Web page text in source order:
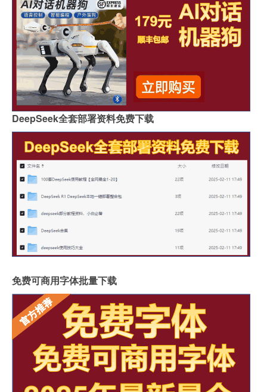
DeepSeek全套部署资料免费下载
免费可商用字体批量下载